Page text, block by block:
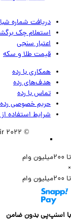
دریافت شماره شبا
استعلام چک برگشتی
اعتبار سنجی
قیمت طلا و سکه
همکاری با رده
هدف‌های رده
تماس‌ با‌ رده
حریم خصوصی رده
شرایط استفاده از رده
بدون ضامن